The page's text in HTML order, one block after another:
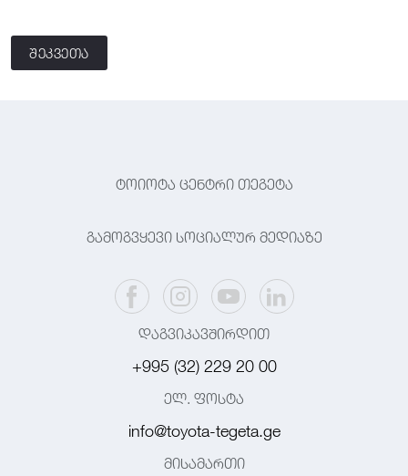
შეკვეთა
ტოიოტა ცენტრი თეგეტა
გამოგვყევი სოციალურ მედიაზე
დაგვიკავშირდით
+995 (32) 229 20 00
ელ. ფოსტა
info@toyota-tegeta.ge
მისამართი